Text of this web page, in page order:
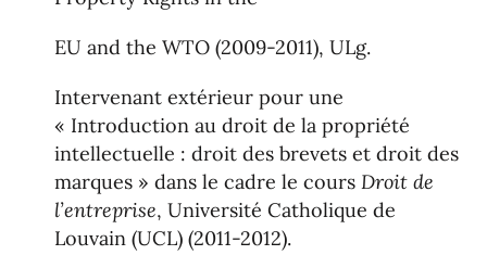
EU and the WTO (2009-2011), ULg.
Intervenant extérieur pour une
« Introduction au droit de la propriété
intellectuelle : droit des brevets et droit des
marques » dans le cadre le cours Droit de
l’entreprise, Université Catholique de
Louvain (UCL) (2011-2012).